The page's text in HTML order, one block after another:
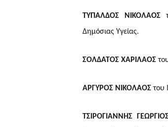
ΤΥΠΑΛΔΟΣ ΝΙΚΟΛΑΟΣ
Δημόσιας Υγείας.
ΣΟΛΔΑΤΟΣ ΧΑΡΙΛΑΟΣ
ΑΡΓΥΡΟΣ ΝΙΚΟΛΑΟΣτου
ΤΣΙΡΟΓΙΑΝΝΗΣ